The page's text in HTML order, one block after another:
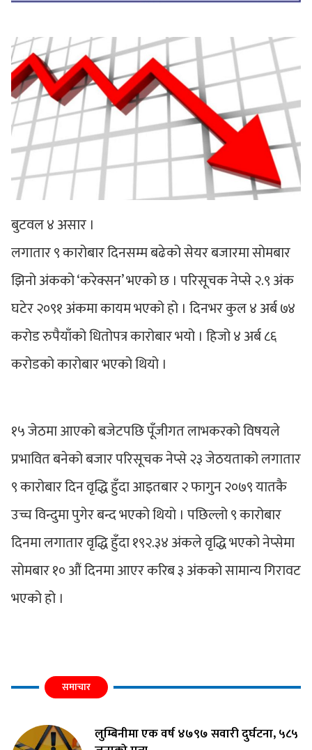
बुटवल ४ असार ।
लगातार ९ कारोबार दिनसम्म बढेको सेयर बजारमा सोमबार
झिनो अंकको ‘करेक्सन’ भएको छ । परिसूचक नेप्से २.९ अंक
घटेर २०९१ अंकमा कायम भएको हो । दिनभर कुल ४ अर्ब ७४
करोड रुपैयाँको धितोपत्र कारोबार भयो । हिजो ४ अर्ब ८६
करोडको कारोबार भएको थियो ।
१५ जेठमा आएको बजेटपछि पूँजीगत लाभकरको विषयले
प्रभावित बनेको बजार परिसूचक नेप्से २३ जेठयताको लगातार
९ कारोबार दिन वृद्धि हुँदा आइतबार २ फागुन २०७९ यातकै
उच्च विन्दुमा पुगेर बन्द भएको थियो । पछिल्लो ९ कारोबार
दिनमा लगातार वृद्धि हुँदा १९२.३४ अंकले वृद्धि भएको नेप्सेमा
सोमबार १० औं दिनमा आएर करिब ३ अंकको सामान्य गिरावट
भएको हो ।
समाचार
लुम्बिनीमा एक वर्ष ४७९७ सवारी दुर्घटना, ५८५